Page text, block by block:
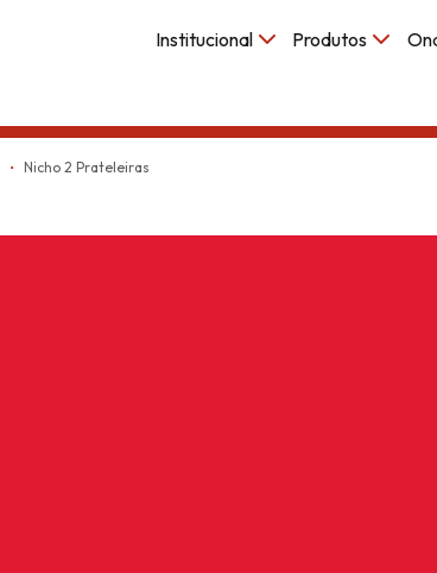
Institucional Produtos
Nicho 2 Prateleiras